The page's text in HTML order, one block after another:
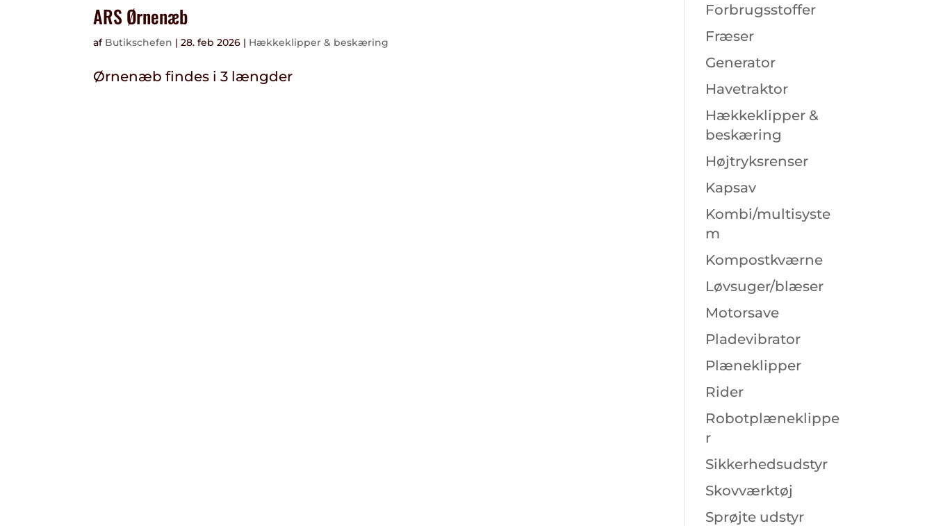
ARS Ørnenæb
af Butikschefen |28. feb 2026 | Hækkeklipper & beskæring
Ørnenæb findes i 3 længder
Forbrugsstoffer
Fræser
Generator
Havetraktor
Hækkeklipper &
beskæring
Højtryksrenser
Kapsav
Kombi/multisyste
m
Kompostkværne
Løvsuger/blæser
Motorsave
Pladevibrator
Plæneklipper
Rider
Robotplæneklippe
r
Sikkerhedsudstyr
Skovværktøj
Sprøjte udstyr